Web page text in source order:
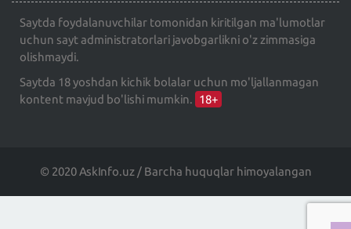
Saytda foydalanuvchilar tomonidan kiritilgan ma'lumotlar
uchun sayt administratorlari javobgarlikni o'z zimmasiga
olishmaydi.
Saytda 18 yoshdan kichik bolalar uchun mo'ljallanmagan
kontent mavjud bo'lishi mumkin. 18+
© 2020 AskInfo.uz / Barcha huquqlar himoyalangan